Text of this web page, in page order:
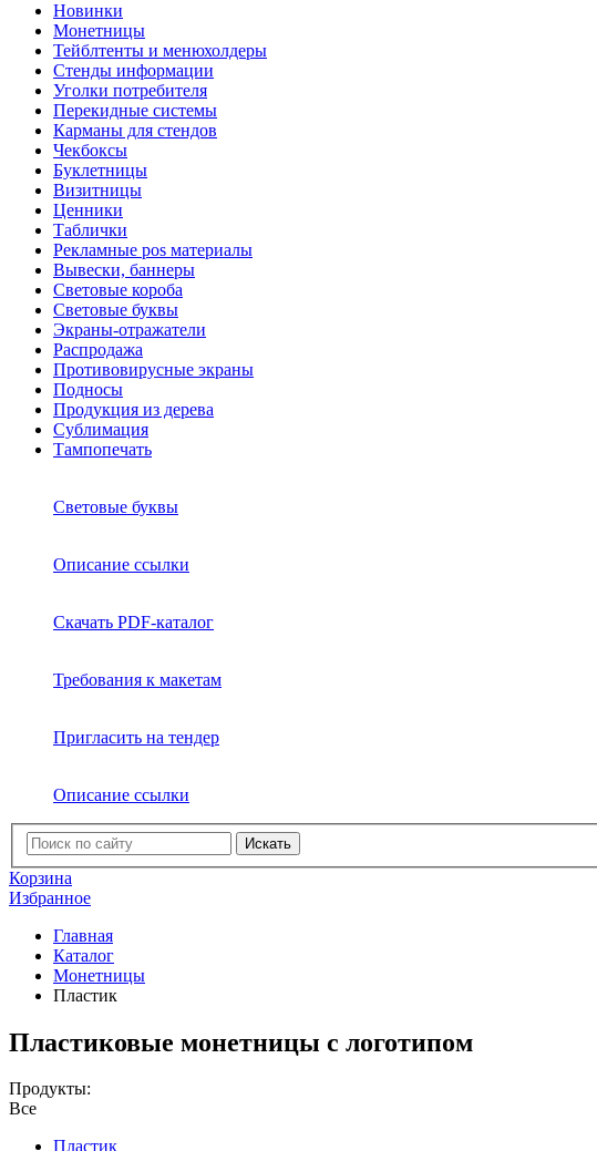
Новинки
Монетницы
Тейблтенты и менюхолдеры
Стенды информации
Уголки потребителя
Перекидные системы
Карманы для стендов
Чекбоксы
Буклетницы
Визитницы
Ценники
Таблички
Рекламные pos материалы
Вывески, баннеры
Световые короба
Световые буквы
Экраны-отражатели
Распродажа
Противовирусные экраны
Подносы
Продукция из дерева
Сублимация
Тампопечать
Световые буквы
Описание ссылки
Скачать PDF-каталог
Требования к макетам
Пригласить на тендер
Описание ссылки
Искать
Корзина
Избранное
Главная
Каталог
Монетницы
Пластик
Пластиковые монетницы с логотипом
Продукты:
Все
Пластик